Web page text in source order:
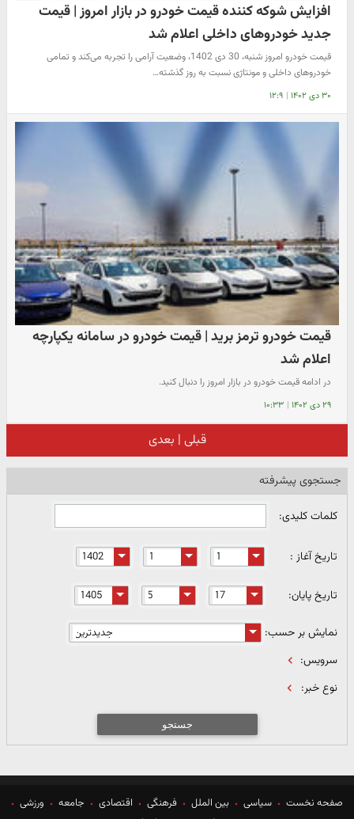
افزایش شوکه کننده قیمت خودرو در بازار امروز | قیمت
جدید خودروهای داخلی اعلام شد
قیمت خودرو امروز شنبه، 30 دی 1402، وضعیت آرامی را تجربه می‌کند و تمامی
خودروهای داخلی و مونتاژی نسبت به روز گذشته…
۳۰ دی ۱۴۰۲ | ۱۲:۹
قیمت خودرو ترمز برید | قیمت خودرو در سامانه یکپارچه
اعلام شد
در ادامه قیمت خودرو در بازار امروز را دنبال کنید.
۲۹ دی ۱۴۰۲ | ۱۰:۳۳
قبلی | بعدی
جستجوی پیشرفته
کلمات کلیدی:
تاریخ آغاز :
تاریخ پایان:
نمایش بر حسب:
سرویس:
نوع خبر:
جستجو
صفحه نخست سیاسی بین الملل فرهنگی اقتصادی جامعه
ورزشی